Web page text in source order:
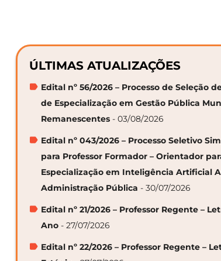
ÚLTIMAS ATUALIZAÇÕES
Edital nº 56/2026 – Processo de Seleção
de Especialização em Gestão Pública
Remanescentes - 03/08/2026
Edital nº 043/2026 – Processo Seletivo
para Professor Formador – Orientador
Especialização em Inteligência Artificial
Administração Pública - 30/07/2026
Edital nº 21/2026 – Professor Regente –
Ano - 27/07/2026
Edital nº 22/2026 – Professor Regente –